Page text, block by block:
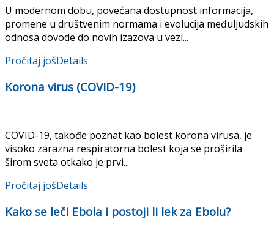
U modernom dobu, povećana dostupnost informacija,
promene u društvenim normama i evolucija međuljudskih
odnosa dovode do novih izazova u vezi...
Pročitaj jošDetails
Korona virus (COVID-19)
COVID-19, takođe poznat kao bolest korona virusa, je
visoko zarazna respiratorna bolest koja se proširila
širom sveta otkako je prvi...
Pročitaj jošDetails
Kako se leči Ebola i postoji li lek za Ebolu?